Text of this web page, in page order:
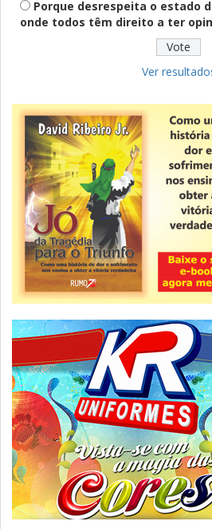
Fies: pré-
para
Novidade
CNPJ
nesta sexta
ver todas »
Porque desrespeita o estado
onde todos têm direito a ter
Ver